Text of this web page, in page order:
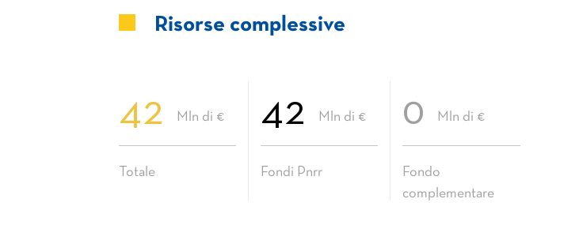
Risorse complessive
42 Mln di €
Totale
42 Mln di €
Fondi Pnrr
0 Mln di €
Fondo
complementare